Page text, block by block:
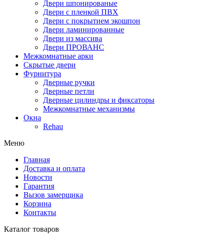
Двери шпонированые
Двери с пленкой ПВХ
Двери с покрытием экошпон
Двери ламинированные
Двери из массива
Двери ПРОВАНС
Межкомнатные арки
Скрытые двери
Фурнитура
Дверные ручки
Дверные петли
Дверные цилиндры и фиксаторы
Межкомнатные механизмы
Окна
Rehau
Меню
Главная
Доставка и оплата
Новости
Гарантия
Вызов замерщика
Корзина
Контакты
Каталог товаров